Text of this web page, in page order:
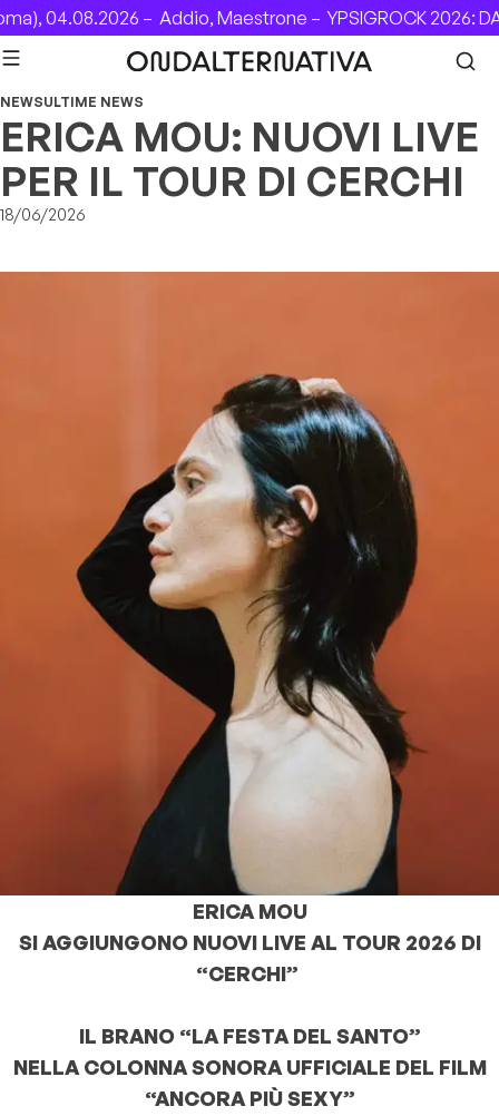
Skip to content
04.08.2026 – Addio, Maestrone – YPSIGROCK 2026:
NEWSULTIME NEWS
ERICA MOU: NUOVI LIVE
PER IL TOUR DI CERCHI
18/06/2026
ERICA MOU
SI AGGIUNGONO NUOVI LIVE AL TOUR 2026 DI
“CERCHI”
IL BRANO “LA FESTA DEL SANTO”
NELLA COLONNA SONORA UFFICIALE DEL FILM
“ANCORA PIÙ SEXY”